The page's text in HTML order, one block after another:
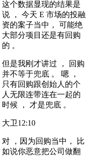
这个数据显现的结果是
说 ， 今天 E 市场的投融
资的案子当中， 可能绝
大部分项目还是有回购
的 。
但是我刚才讲过 ， 回购
并不等于兜底 。 嗯 ，
只有回购跟创始人的个
人无限连带连在一起的
时候 ， 才是兜底 。
大卫12:10
对 ，因为回购当中， 比
如说你恶意把公司做翻